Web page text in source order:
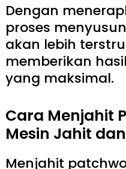
Dengan
proses
akan lebih
memberikan
yang maksimal.
Cara Menjahit
Mesin Jahit
Menjahit